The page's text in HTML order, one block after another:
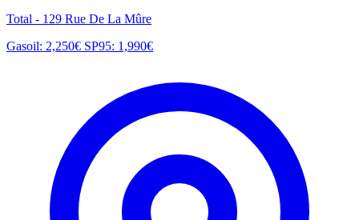
Total - 129 Rue De La Mûre
Gasoil: 2,250€ SP95: 1,990€